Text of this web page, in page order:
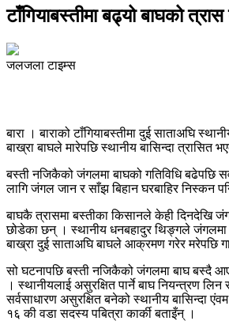
टाँगियाबस्तीमा बढ्यो बाघको
जलजला टाइम्स
बारा । बाराको टाँगियाबस्तीमा दुई साताअघि
बाख्रा बाघले मारेपछि स्थानीय बासिन्दा त्रासित
बस्ती नजिकैको जंगलमा बाघको गतिविधि बढेपछि
लागि जंगल जान र साँझ बिहान घरबाहिर निस्कन
बाघकै त्रासमा बस्तीका किसानले केही दिनदेखि
छोडेका छन् । स्थानीय धनबहादुर थिङ्गले
बाख्रा दुई साताअघि बाघले आक्रमण गरेर मरेपछि
सो घटनापछि बस्ती नजिकैको जंगलमा बाघ बस्दै
। स्थानीयलाई असुरक्षित पार्ने बाघ नियन्त्रण
सर्वसाधारण असुरक्षित बनेको स्थानीय बासिन्दा
१६ की वडा सदस्य पबित्रा कार्की बताइँन् ।